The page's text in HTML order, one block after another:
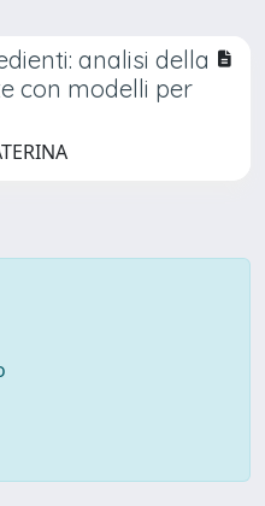
analisi della
con modelli per